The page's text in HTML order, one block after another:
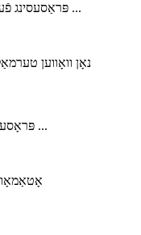
פּראַסעסינג פֿעיִקייטן ספּעסיפיקאַטיאָן מאַשינז אין דעם ...
פּראָסעס פּראָדוקציע ציל אָווען שטריך ספּעסיפי ...